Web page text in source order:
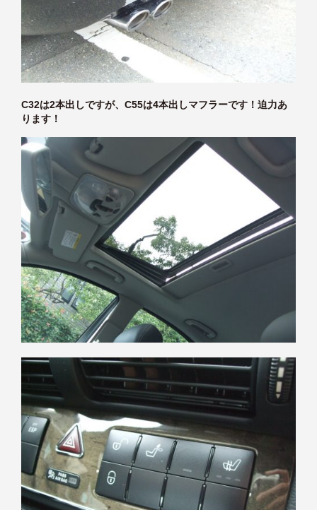
C32は2本出しですが、C55は4本出しマフラーです！迫力あ
ります！